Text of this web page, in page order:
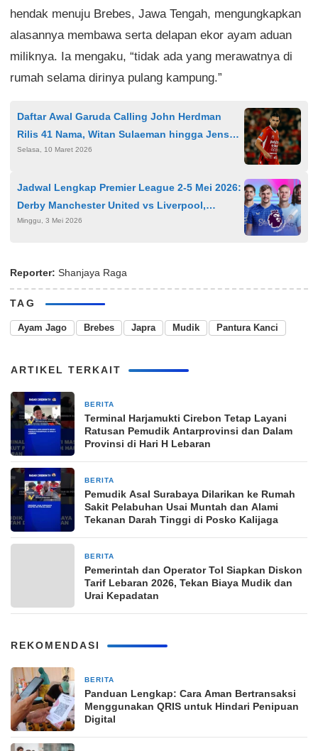
hendak menuju Brebes, Jawa Tengah, mengungkapkan
alasannya membawa serta delapan ekor ayam aduan
miliknya. Ia mengaku, “tidak ada yang merawatnya di
rumah selama dirinya pulang kampung.”
Daftar Awal Garuda Calling John Herdman
Rilis 41 Nama, Witan Sulaeman hingga Jens
Raven Jadi Sorotan
Selasa, 10 Maret 2026
Jadwal Lengkap Premier League 2-5 Mei 2026:
Derby Manchester United vs Liverpool,
Arsenal Pimpin Klasemen
Minggu, 3 Mei 2026
Reporter: Shanjaya Raga
TAG
Ayam Jago Brebes Japra Mudik Pantura Kanci
ARTIKEL TERKAIT
BERITA
Terminal Harjamukti Cirebon Tetap Layani
Ratusan Pemudik Antarprovinsi dan Dalam
Provinsi di Hari H Lebaran
BERITA
Pemudik Asal Surabaya Dilarikan ke Rumah
Sakit Pelabuhan Usai Muntah dan Alami
Tekanan Darah Tinggi di Posko Kalijaga
BERITA
Pemerintah dan Operator Tol Siapkan Diskon
Tarif Lebaran 2026, Tekan Biaya Mudik dan
Urai Kepadatan
REKOMENDASI
BERITA
Panduan Lengkap: Cara Aman Bertransaksi
Menggunakan QRIS untuk Hindari Penipuan
Digital